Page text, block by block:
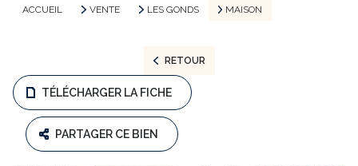
ACCUEIL VENTE LES GONDS MAISON
RETOUR
TÉLÉCHARGER LA FICHE
PARTAGER CE BIEN